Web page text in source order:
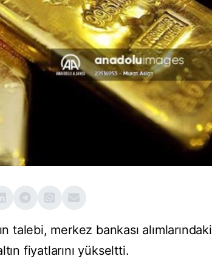
talebi, merkez bankası alımlarındaki
fiyatlarını yükseltti.